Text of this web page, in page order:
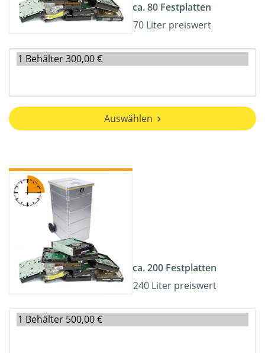
ca. 80 Festplatten
70 Liter preiswert
Auswählen
ca. 200 Festplatten
240 Liter preiswert